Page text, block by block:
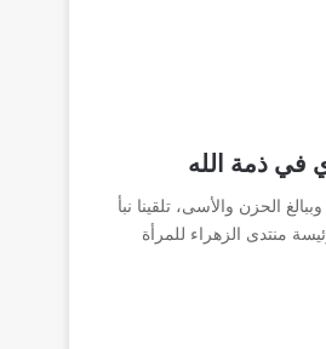
في ذمة الله
الحزن والأسى، تلقينا نبأ
منتدى الزهراء للمرأة